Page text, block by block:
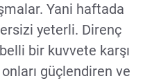
Yani haftada
yeterli. Direnç
bir kuvvete karşı
güçlendiren ve